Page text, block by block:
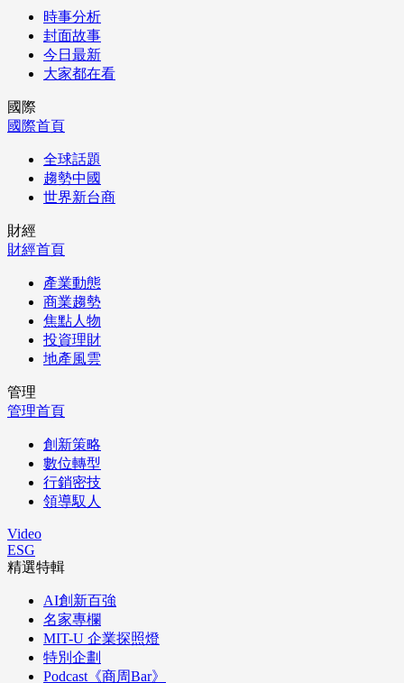
時事分析
封面故事
今日最新
大家都在看
國際
國際首頁
全球話題
趨勢中國
世界新台商
財經
財經首頁
產業動態
商業趨勢
焦點人物
投資理財
地產風雲
管理
管理首頁
創新策略
數位轉型
行銷密技
領導馭人
Video
ESG
精選特輯
AI創新百強
名家專欄
MIT-U 企業探照燈
特別企劃
Podcast《商周Bar》